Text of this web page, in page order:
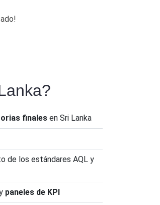
finales en Sri Lanka
de los estándares AQL y
paneles de KPI